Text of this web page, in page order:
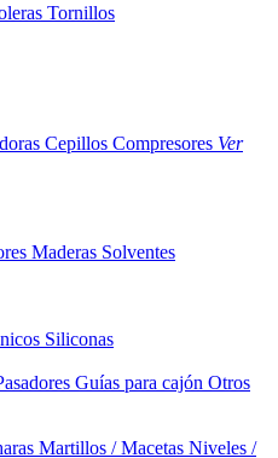
Tornillos
Cepillos Compresores Ver
Maderas Solventes
Siliconas
Guías para cajón Otros
Martillos / Macetas Niveles /